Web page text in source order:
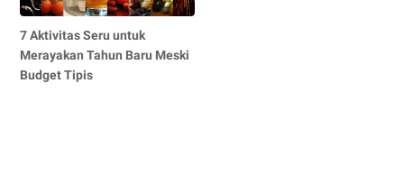
7 Aktivitas Seru untuk
Merayakan Tahun Baru Meski
Budget Tipis